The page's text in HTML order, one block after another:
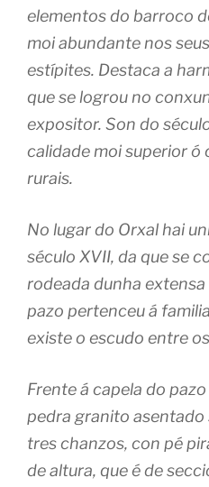
elementos do barroco
moi abundante nos
estípites. Destaca a
que se logrou no
expositor. Son do
calidade moi superior ó
rurais.
No lugar do Orxal hai
século XVII, da que se
rodeada dunha
pazo pertenceu á
existe o escudo entre
Frente á capela do
pedra granito asentado
tres chanzos, con pé
de altura, que é de